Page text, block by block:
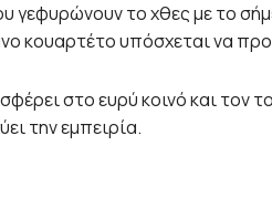
γεφυρώνουν το χθες με το
κουαρτέτο υπόσχεται να
στο ευρύ κοινό και τον
την εμπειρία.